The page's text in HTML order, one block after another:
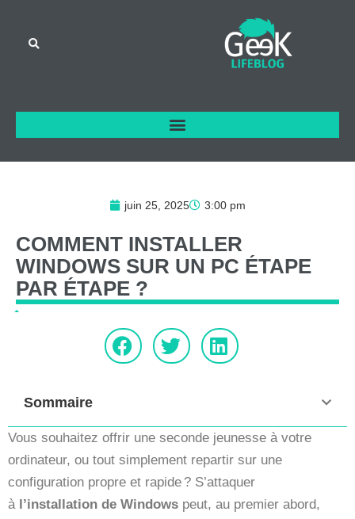
juin 25, 2025 3:00 pm
COMMENT INSTALLER
WINDOWS SUR UN PC ÉTAPE
PAR ÉTAPE ?
Sommaire
Vous souhaitez offrir une seconde jeunesse à votre
ordinateur, ou tout simplement repartir sur une
configuration propre et rapide ? S’attaquer
à l’installation de Windows peut, au premier abord,